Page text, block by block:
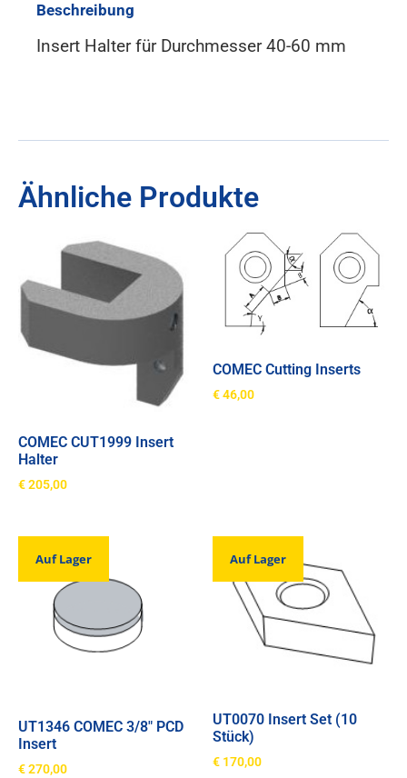
Beschreibung
Insert Halter für Durchmesser 40-60 mm
Ähnliche Produkte
COMEC CUT1999 Insert
Halter
€205,00
COMEC Cutting Inserts
€46,00
Auf Lager
UT1346 COMEC 3/8″ PCD
Insert
€270,00
Auf Lager
UT0070 Insert Set (10
Stück)
€ 170,00